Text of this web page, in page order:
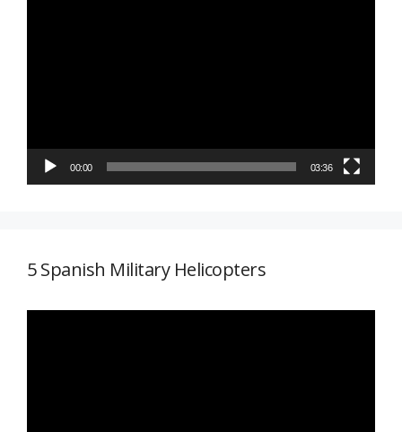
00:00 03:36
5 Spanish Military Helicopters